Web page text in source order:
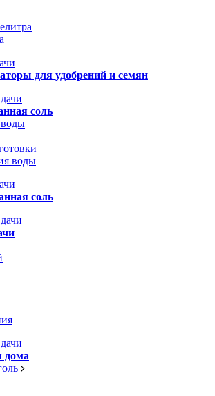
для удобрений и семян
соль
воды
соль
дома